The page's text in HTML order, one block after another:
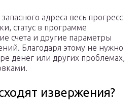
адреса весь прогресс
статус в программе
счета и другие параметры
Благодаря этому не нужно
денег или других проблемах,
извержения?